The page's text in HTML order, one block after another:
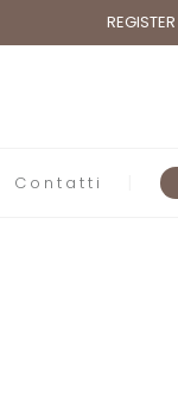
REGISTER
Contatti